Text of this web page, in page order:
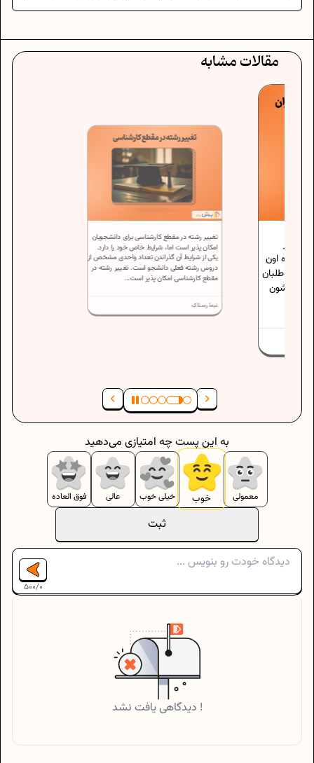
مقالات مشابه
درباره اون
و داوطلبان
فکرشون
تغییر رشته در مقطع کارشناسی برای دانشجویان
امکان پذیر است اما، شرایط خاص خود را دارد.
یکی از شرایط آن گذراندن تعداد واحدی مشخص از
دروس رشته فعلی دانشجو است. تغییر رشته در
مقطع کارشناسی امکان پذیر است...
نیما رستاک
ثبت
معمولی خوب خیلی خوب عالی فوق العاده
به این پست چه امتیازی می‌دهید
500/0
دیدگاهی یافت نشد !